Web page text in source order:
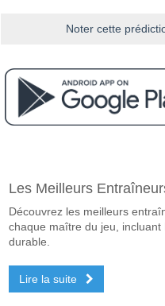
Noter cette
Le match entre Hibernians v
Quelle est l'équipe
Hibernians pour le Gagnant du
Les deux équipes
Oui pour Les Deux Équipes
Les Meilleurs
Découvrez les meilleurs
chaque maître du jeu,
durable.
Lire la suite